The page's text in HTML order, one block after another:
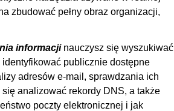
zbudować pełny obraz organizacji,
informacjinauczysz się wyszukiwać
publicznie dostępne
adresów e-mail, sprawdzania ich
analizować rekordy DNS, a także
poczty elektronicznej i jak